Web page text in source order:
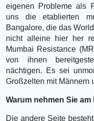
eigenen Probleme als
uns die etablierten
Bangalore, die das
nicht alleine hier her
Mumbai Resistance
von ihnen
nächtigen. Es sei
Großzelten mit Männern
Warum nehmen Sie
Die andere Seite